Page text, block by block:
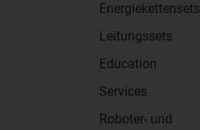
Energiekettensets
Leitungssets
Education
Services
Roboter- und